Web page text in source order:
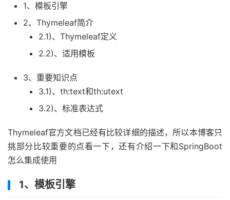
1、模板引擎
2、Thymeleaf简介
2.1)、Thymeleaf定义
2.2)、适用模板
3、重要知识点
3.1)、th:text和th:utext
3.2)、标准表达式
Thymeleaf官方文档已经有比较详细的描述，所以本博客只
挑部分比较重要的点看一下，还有介绍一下和SpringBoot
怎么集成使用
1、模板引擎